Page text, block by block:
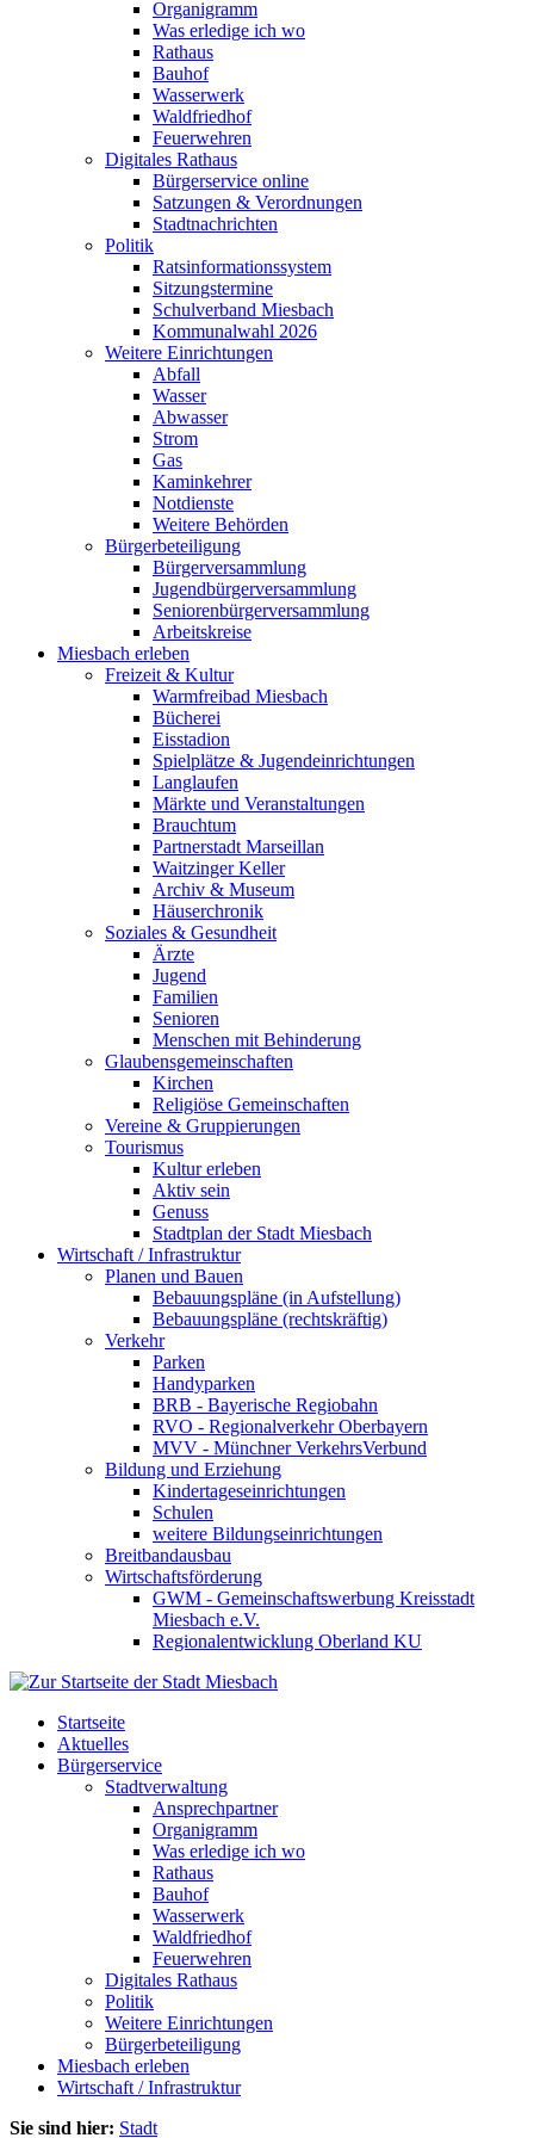
Organigramm
Was erledige ich wo
Rathaus
Bauhof
Wasserwerk
Waldfriedhof
Feuerwehren
Digitales Rathaus
Bürgerservice online
Satzungen & Verordnungen
Stadtnachrichten
Politik
Ratsinformationssystem
Sitzungstermine
Schulverband Miesbach
Kommunalwahl 2026
Weitere Einrichtungen
Abfall
Wasser
Abwasser
Strom
Gas
Kaminkehrer
Notdienste
Weitere Behörden
Bürgerbeteiligung
Bürgerversammlung
Jugendbürgerversammlung
Seniorenbürgerversammlung
Arbeitskreise
Miesbach erleben
Freizeit & Kultur
Warmfreibad Miesbach
Bücherei
Eisstadion
Spielplätze & Jugendeinrichtungen
Langlaufen
Märkte und Veranstaltungen
Brauchtum
Partnerstadt Marseillan
Waitzinger Keller
Archiv & Museum
Häuserchronik
Soziales & Gesundheit
Ärzte
Jugend
Familien
Senioren
Menschen mit Behinderung
Glaubensgemeinschaften
Kirchen
Religiöse Gemeinschaften
Vereine & Gruppierungen
Tourismus
Kultur erleben
Aktiv sein
Genuss
Stadtplan der Stadt Miesbach
Wirtschaft / Infrastruktur
Planen und Bauen
Bebauungspläne (in Aufstellung)
Bebauungspläne (rechtskräftig)
Verkehr
Parken
Handyparken
BRB - Bayerische Regiobahn
RVO - Regionalverkehr Oberbayern
MVV - Münchner VerkehrsVerbund
Bildung und Erziehung
Kindertageseinrichtungen
Schulen
weitere Bildungseinrichtungen
Breitbandausbau
Wirtschaftsförderung
GWM - Gemeinschaftswerbung Kreisstadt
Miesbach e.V.
Regionalentwicklung Oberland KU
Startseite
Aktuelles
Bürgerservice
Stadtverwaltung
Ansprechpartner
Organigramm
Was erledige ich wo
Rathaus
Bauhof
Wasserwerk
Waldfriedhof
Feuerwehren
Digitales Rathaus
Politik
Weitere Einrichtungen
Bürgerbeteiligung
Miesbach erleben
Wirtschaft / Infrastruktur
Sie sind hier: Stadt